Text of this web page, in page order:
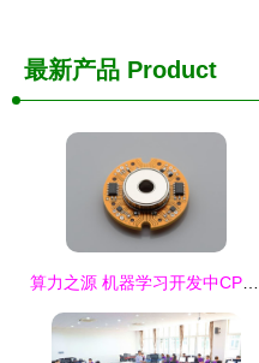
最新产品 Product
算力之源 机器学习开发中CPU与GPU的智慧抉择